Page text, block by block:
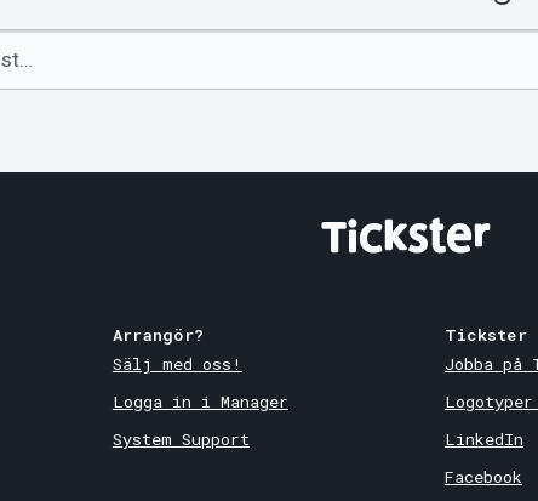
Arrangör?
Sälj med oss!
Logga in i Manager
System Support
Tickster
Jobba på
LinkedIn
Facebook